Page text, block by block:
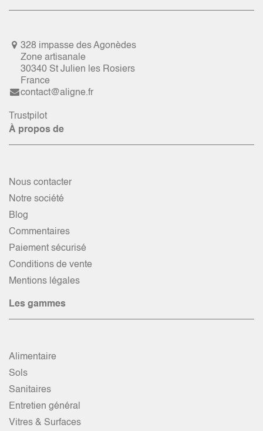
328 impasse des Agonèdes
Zone artisanale
30340 St Julien les Rosiers
France
contact@aligne.fr
Trustpilot
À propos de
Nous contacter
Notre société
Blog
Commentaires
Paiement sécurisé
Conditions de vente
Mentions légales
Les gammes
Alimentaire
Sols
Sanitaires
Entretien général
Vitres & Surfaces